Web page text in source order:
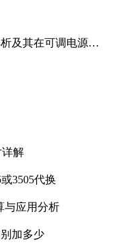
及其在可调电源设
详解
3505代换
与应用分析
加多少